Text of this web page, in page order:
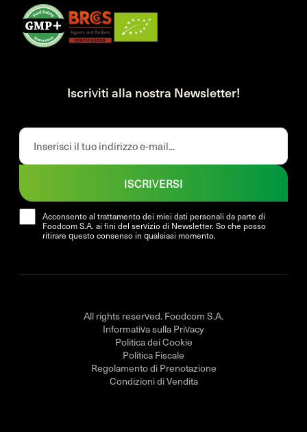
Iscriviti alla nostra Newsletter!
Acconsento al trattamento dei miei dati personali da parte di
Foodcom S.A. ai fini del servizio di Newsletter. So che posso
ritirare questo consenso in qualsiasi momento.
ISCRIVERSI
All rights reserved. Foodcom S.A.
Informativa sulla Privacy
Politica dei Cookie
Politica Fiscale
Regolamento di Prenotazione
Condizioni di Vendita